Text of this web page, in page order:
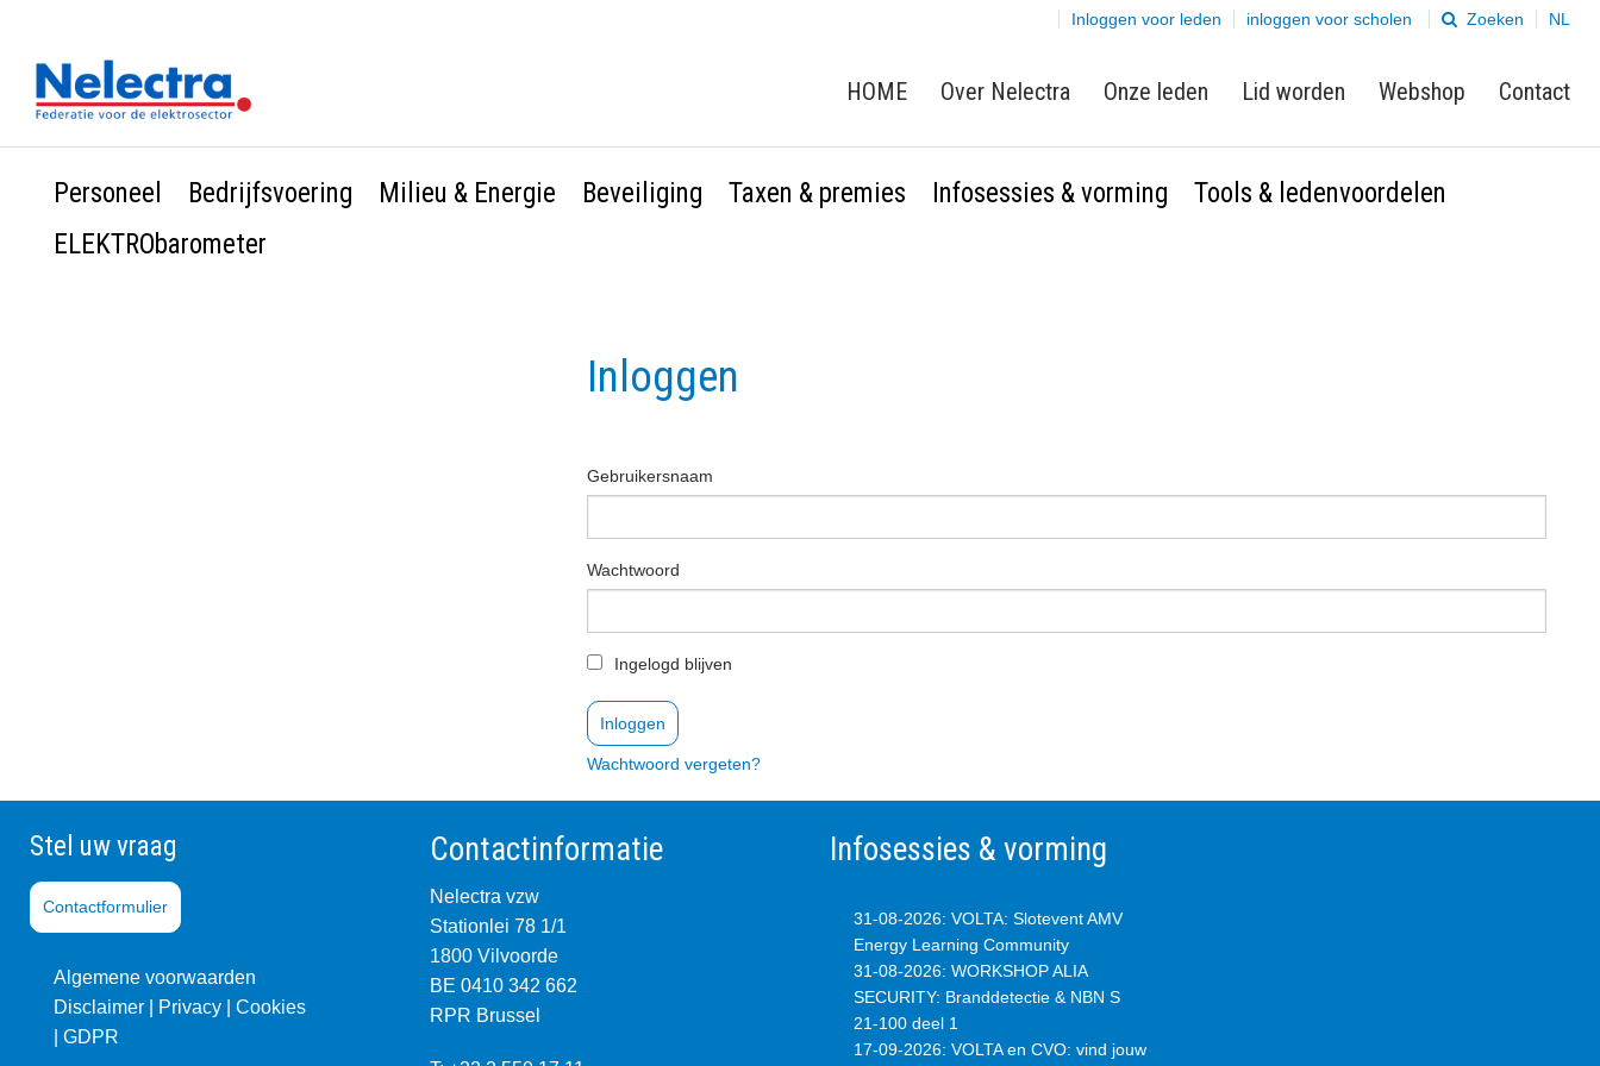
Inloggen voor leden inloggen voor scholen Zoeken NL
HOME Over Nelectra Onze leden Lid worden Webshop Contact
Personeel Bedrijfsvoering Milieu & Energie Beveiliging Taxen & premies Infosessies & vorming
Tools & ledenvoordelen
ELEKTRObarometer
Inloggen
Gebruikersnaam
Wachtwoord
Ingelogd blijven
Wachtwoord vergeten?
Stel uw vraag
Contactformulier
Algemene voorwaarden
Disclaimer |
Privacy Cookies
GDPR
Contactinformatie
Nelectra vzw
Stationlei 78 1/1
1800 Vilvoorde
BE 0410 342 662
RPR Brussel
Infosessies & vorming
31-08-2026: VOLTA: Slotevent AMV
Energy Learning Community
31-08-2026: WORKSHOP ALIA
SECURITY: Branddetectie & NBN S
21-100 deel 1
17-09-2026: VOLTA en CVO: vind jouw